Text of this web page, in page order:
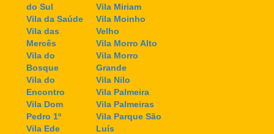
do Sul
Vila da Saúde
Vila das
Mercês
Vila do
Bosque
Vila do
Encontro
Vila Dom
Pedro 1º
Vila Ede
Vila Miriam
Vila Moinho
Velho
Vila Morro Alto
Vila Morro
Grande
Vila Nilo
Vila Palmeira
Vila Palmeiras
Vila Parque São
Luís